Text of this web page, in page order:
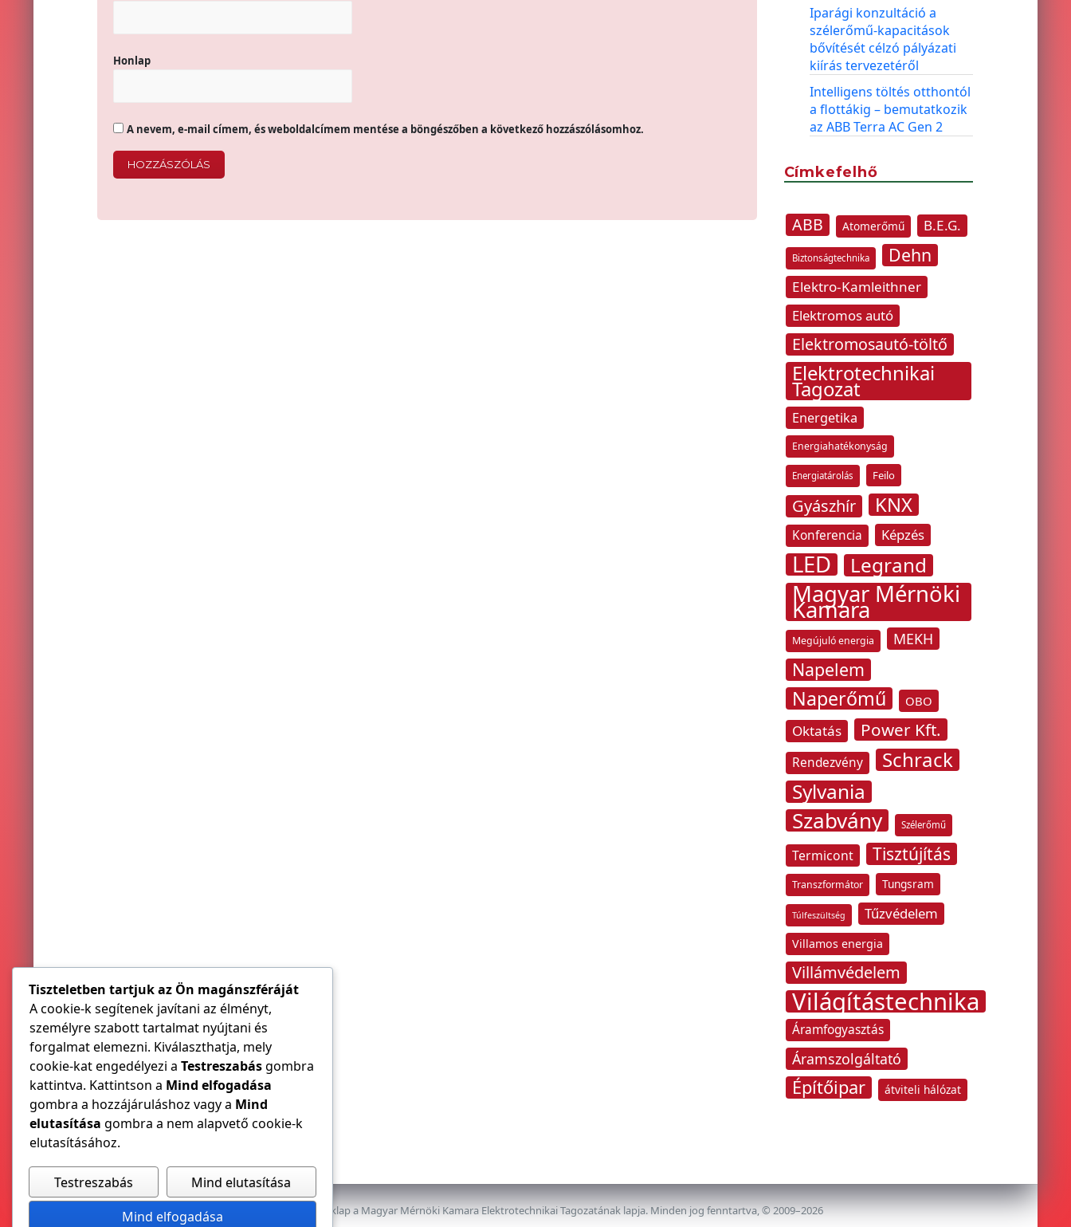
Honlap
A nevem, e-mail címem, és weboldalcímem mentése a böngészőben a következő hozzászólásomhoz.
Iparági konzultáció a
szélerőmű-kapacitások
bővítését célzó pályázati
kiírás tervezetéről
Intelligens töltés otthontól
a flottákig – bemutatkozik
az ABB Terra AC Gen 2
Címkefelhő
ABB Atomerőmű B.E.G.
Biztonságtechnika Dehn
Elektro-Kamleithner
Elektromos autó
Elektromosautó-töltő
Elektrotechnikai
Tagozat
Energetika
Energiahatékonyság
Energiatárolás Feilo
Gyászhír KNX
Konferencia Képzés
LED Legrand
Magyar Mérnöki
Kamara
Megújuló energia MEKH
Napelem
Naperőmű OBO
Oktatás Power Kft.
Rendezvény
Schrack
Sylvania
Szabvány Szélerőmű
Termicont Tisztújítás
Transzformátor Tungsram
Túlfeszültség Tűzvédelem
Villamos energia
Villámvédelem
Világítástechnika
Áramfogyasztás
Áramszolgáltató
Építőipar átviteli hálózat
Az E-VILLAMOS szaklap a Magyar Mérnöki Kamara Elektrotechnikai Tagozatának lapja. Minden jog fenntartva, © 2009–2026
Tiszteletben tartjuk az Ön magánszféráját
A cookie-k segítenek javítani az élményt,
személyre szabott tartalmat nyújtani és
forgalmat elemezni. Kiválaszthatja, mely
cookie-kat engedélyezi a Testreszabásgombra
kattintva. Kattintson a Mind elfogadása
gombra a hozzájáruláshoz vagy a Mind
elutasítása gombra a nem alapvető cookie-k
elutasításához.
Testreszabás
Mind elutasítása
Mind elfogadása